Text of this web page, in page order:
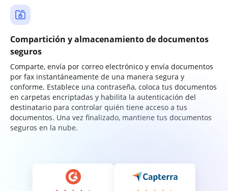
Compartición y almacenamiento de documentos
seguros
Comparte, envía por correo electrónico y envía documentos
por fax instantáneamente de una manera segura y
conforme. Establece una contraseña, coloca tus documentos
en carpetas encriptadas y habilita la autenticación del
destinatario para controlar quién tiene acceso a tus
documentos. Una vez finalizado, mantiene tus documentos
seguros en la nube.